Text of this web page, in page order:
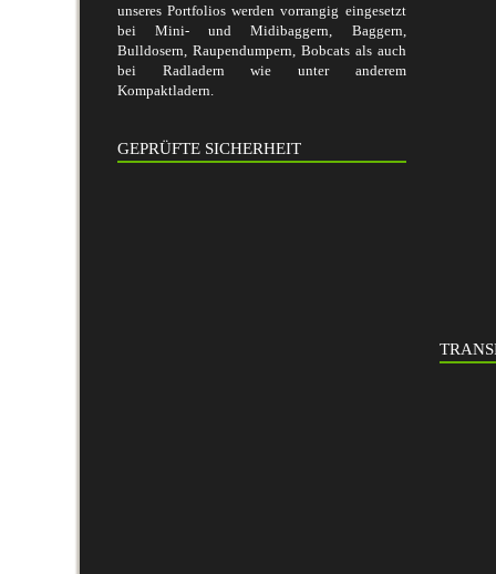
unseres Portfolios werden vorrangig eingesetzt
bei Mini- und Midibaggern, Baggern,
Bulldosern, Raupendumpern, Bobcats als auch
bei Radladern wie unter anderem
Kompaktladern.
GEPRÜFTE SICHERHEIT